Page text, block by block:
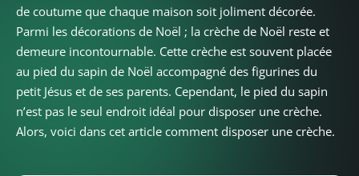
de coutume que chaque maison soit joliment décorée.
Parmi les décorations de Noël ; la crèche de Noël reste et
demeure incontournable. Cette crèche est souvent placée
au pied du sapin de Noël accompagné des figurines du
petit Jésus et de ses parents. Cependant, le pied du sapin
n’est pas le seul endroit idéal pour disposer une crèche.
Alors, voici dans cet article comment disposer une crèche.